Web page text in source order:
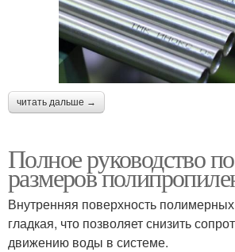
читать дальше →
Полное руководство
размеров
Внутренняя поверхность
гладкая, что позволяет снизить
движению воды в системе.